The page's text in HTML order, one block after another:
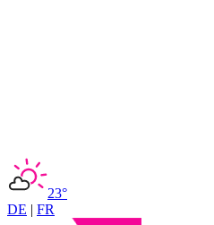
23°
DE | FR